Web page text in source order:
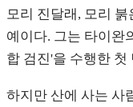
모리 진달래, 모리
예이다. 그는 타이완
합 검진'을 수행한 첫
하지만 산에 사는 사